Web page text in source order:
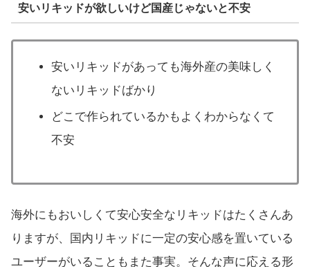
安いリキッドが欲しいけど国産じゃないと不安
安いリキッドがあっても海外産の美味しく
ないリキッドばかり
どこで作られているかもよくわからなくて
不安
海外にもおいしくて安心安全なリキッドはたくさんあ
りますが、国内リキッドに一定の安心感を置いている
ユーザーがいることもまた事実。そんな声に応える形